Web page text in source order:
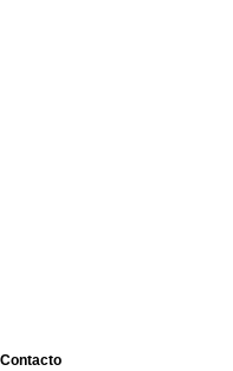
Contacto